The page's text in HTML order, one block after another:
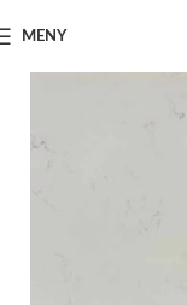
MENY